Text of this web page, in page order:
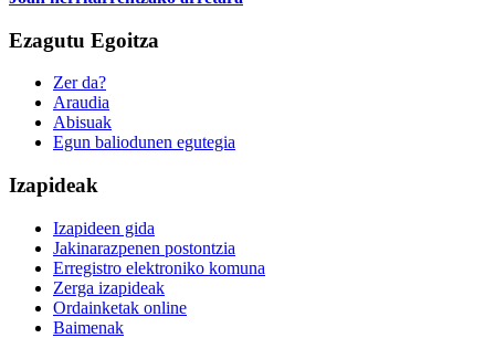
Ezagutu Egoitza
Zer da?
Araudia
Abisuak
Egun baliodunen egutegia
Izapideak
Izapideen gida
Jakinarazpenen postontzia
Erregistro elektroniko komuna
Zerga izapideak
Ordainketak online
Baimenak